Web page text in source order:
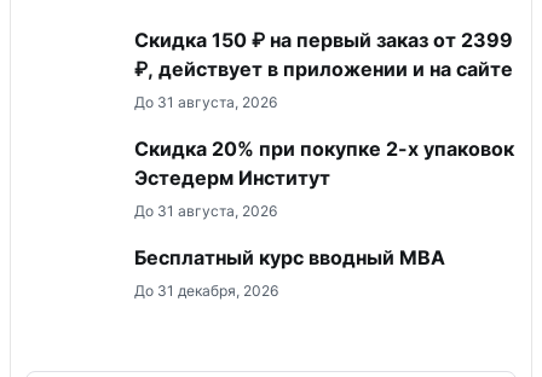
Скидка 150 ₽ на первый заказ от 2399
₽, действует в приложении и на сайте
До 31 августа, 2026
Скидка 20% при покупке 2-х упаковок
Эстедерм Институт
До 31 августа, 2026
Бесплатный курс вводный МВА
До 31 декабря, 2026